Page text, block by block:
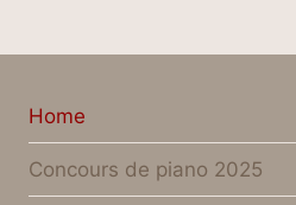
Home
Concours de piano 2025